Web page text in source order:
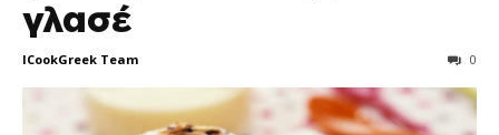
γλασέ
ICookGreek Team 0